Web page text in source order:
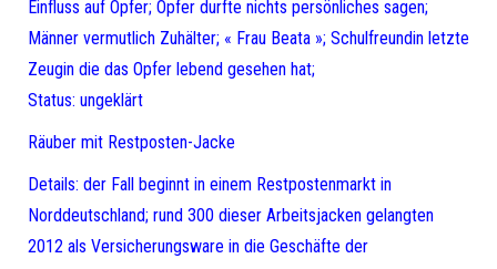
Einfluss auf Opfer; Opfer durfte nichts persönliches sagen;
Männer vermutlich Zuhälter; « Frau Beata »; Schulfreundin letzte
Zeugin die das Opfer lebend gesehen hat;
Status: ungeklärt
Räuber mit Restposten-Jacke
Details: der Fall beginnt in einem Restpostenmarkt in
Norddeutschland; rund 300 dieser Arbeitsjacken gelangten
2012 als Versicherungsware in die Geschäfte der